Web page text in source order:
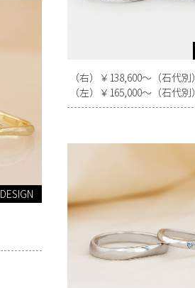
（右）￥138,600～（石代別）
（左）￥165,000～（石代別）
DESIGN